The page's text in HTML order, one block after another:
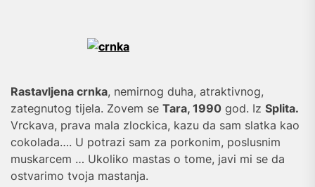
Rastavljena crnka, nemirnog duha, atraktivnog,
zategnutog tijela. Zovem se Tara, 1990 god. Iz Splita.
Vrckava, prava mala zlockica, kazu da sam slatka kao
cokolada…. U potrazi sam za porkonim, poslusnim
muskarcem … Ukoliko mastas o tome, javi mi se da
ostvarimo tvoja mastanja.